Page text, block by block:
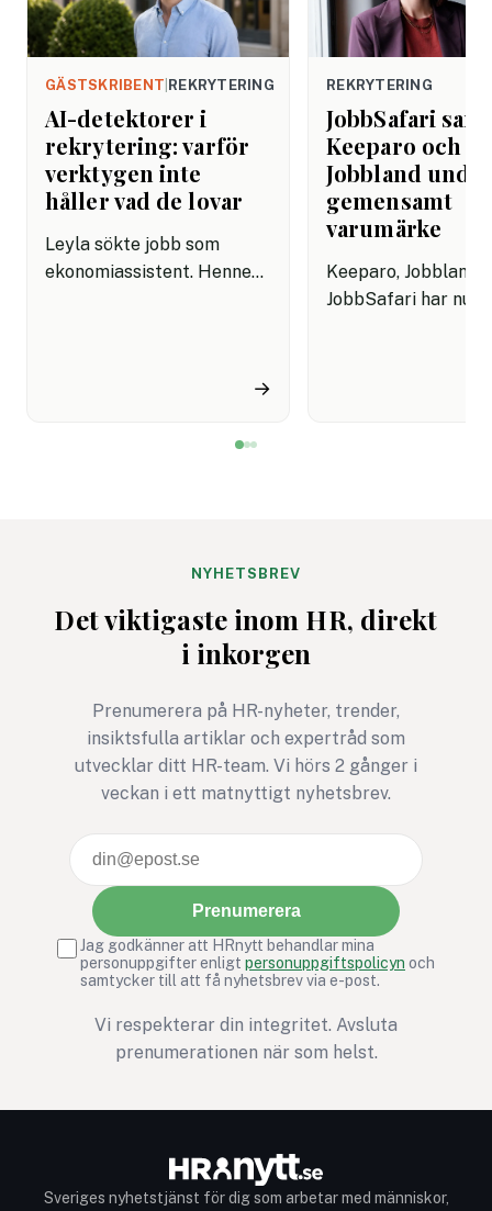
GÄSTSKRIBENT REKRYTERING
AI-detektorer i
rekrytering: varför
verktygen inte
håller vad de lovar
Leyla sökte jobb som
ekonomiassistent. Hennes
→
REKRYTERING
JobbSafari
Keeparo och
Jobbland
gemensamt
varumärke
Keeparo, Jobbland
JobbSafari har nu
NYHETSBREV
Det viktigaste inom HR, direkt
i inkorgen
Prenumerera på HR-nyheter, trender,
insiktsfulla artiklar och expertråd som
utvecklar ditt HR-team. Vi hörs 2 gånger i
veckan i ett matnyttigt nyhetsbrev.
Prenumerera
Jag godkänner att HRnytt behandlar mina
personuppgifter enligt personuppgiftspolicyn och
samtycker till att få nyhetsbrev via e-post.
Vi respekterar din integritet. Avsluta
prenumerationen när som helst.
Sveriges nyhetstjänst för dig som arbetar med människor,